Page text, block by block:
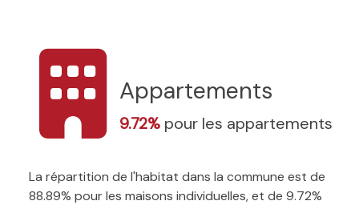
Appartements
9.72% pour les appartements
La répartition de l'habitat dans la commune est de
88.89% pour les maisons individuelles, et de 9.72%